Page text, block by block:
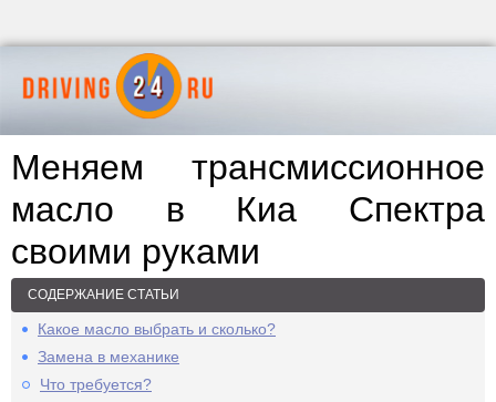
Меняем трансмиссионное
масло в Киа Спектра
своими руками
СОДЕРЖАНИЕ СТАТЬИ
Какое масло выбрать и сколько?
Замена в механике
Что требуется?